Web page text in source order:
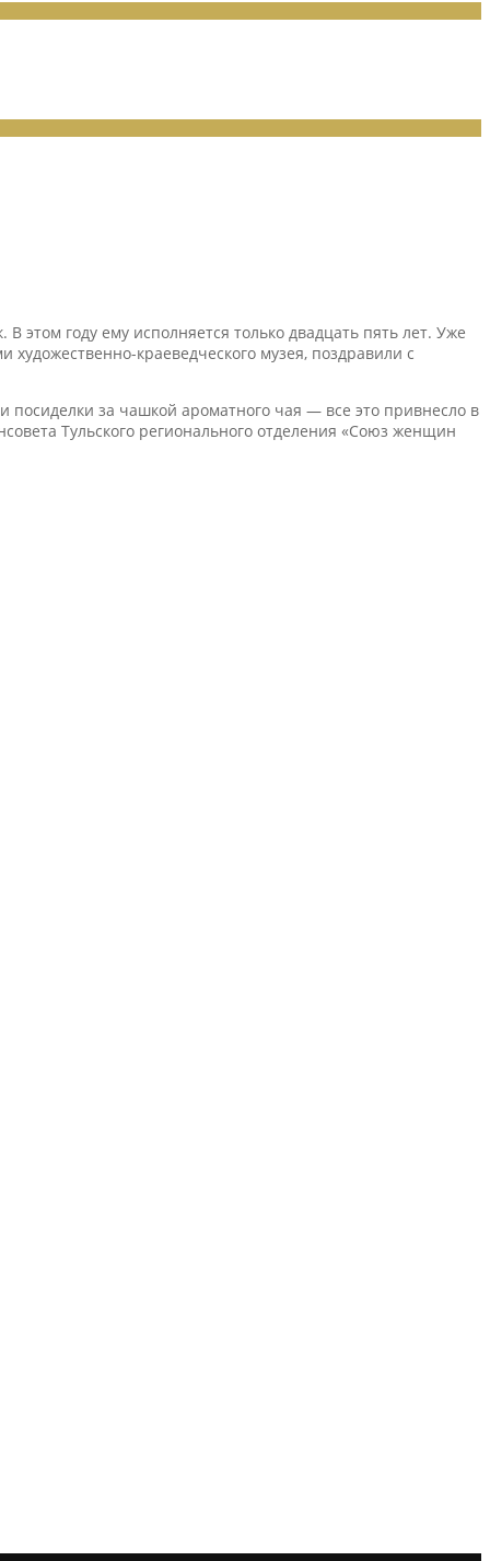
году ему исполняется только двадцать пять лет. Уже
краеведческого музея, поздравили с
посиделки за чашкой ароматного чая — все это привнесло в
Тульского регионального отделения «Союз женщин